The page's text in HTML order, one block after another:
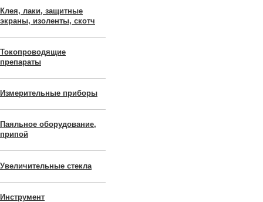
Клея, лаки, защитные
экраны, изоленты, скотч
Токопроводящие
препараты
Измерительные приборы
Паяльное оборудование,
припой
Увеличительные стекла
Инструмент